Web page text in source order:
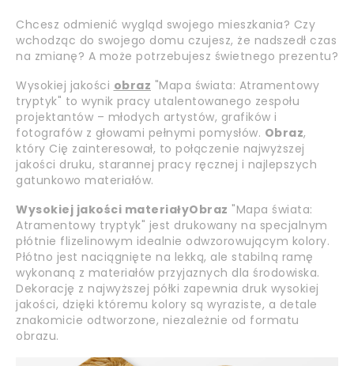
Chcesz odmienić wygląd swojego mieszkania? Czy
wchodząc do swojego domu czujesz, że nadszedł czas
na zmianę? A może potrzebujesz świetnego prezentu?
Wysokiej jakości obraz "Mapa świata: Atramentowy
tryptyk" to wynik pracy utalentowanego zespołu
projektantów – młodych artystów, grafików i
fotografów z głowami pełnymi pomysłów. Obraz,
który Cię zainteresował, to połączenie najwyższej
jakości druku, starannej pracy ręcznej i najlepszych
gatunkowo materiałów.
Wysokiej jakości materiałyObraz "Mapa świata:
Atramentowy tryptyk" jest drukowany na specjalnym
płótnie flizelinowym idealnie odwzorowującym kolory.
Płótno jest naciągnięte na lekką, ale stabilną ramę
wykonaną z materiałów przyjaznych dla środowiska.
Dekorację z najwyższej półki zapewnia druk wysokiej
jakości, dzięki któremu kolory są wyraziste, a detale
znakomicie odtworzone, niezależnie od formatu
obrazu.